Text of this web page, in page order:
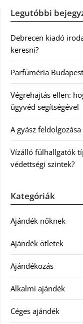
Legutóbbi
Debrecen kiadó
keresni?
Parfüméria
Végrehajtás ellen:
ügyvéd segítségével
A gyász
Vízálló fülhallgatók
védettségi szintek?
Kategóriák
Ajándék nőknek
Ajándék ötletek
Ajándékozás
Alkalmi ajándék
Céges ajándék